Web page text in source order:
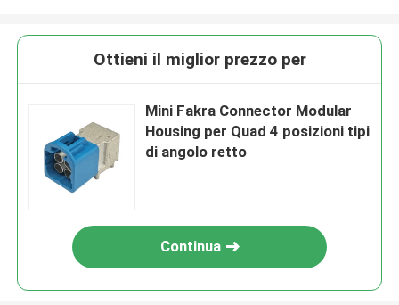
Ottieni il miglior prezzo per
Mini Fakra Connector Modular
Housing per Quad 4 posizioni tipi
di angolo retto
Continua